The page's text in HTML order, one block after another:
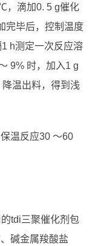
，滴加0. 5 g催化
完毕后，控制温度
h测定一次反应溶
9% 时，加入1 g
温出料，得到浅
温反应30 ～60
tdi三聚催化剂包
碱金属羧酸盐